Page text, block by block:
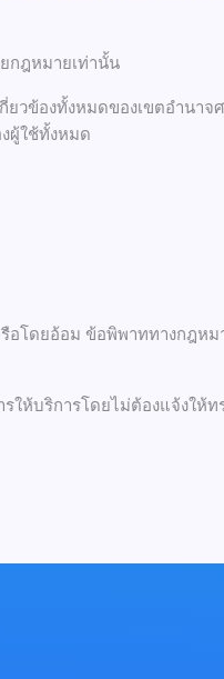
กฎหมายเท่านั้น
วข้องทั้งหมดของเขตอำนาจ
ผู้ใช้ทั้งหมด
อโดยอ้อม ข้อพิพาททางกฎห
ให้บริการโดยไม่ต้องแจ้งให้